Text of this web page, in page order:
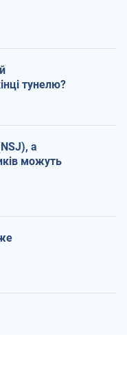
тунелю?
а
можуть